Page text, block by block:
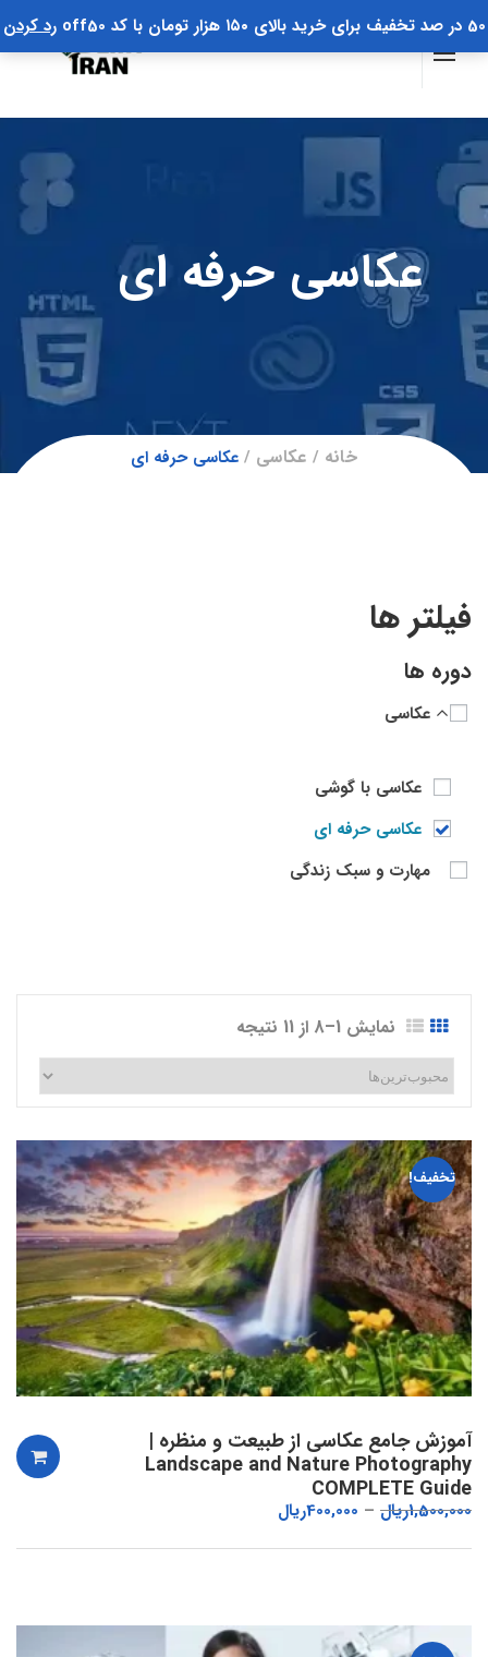
50 در صد تخفیف برای خرید بالای ۱۵۰ هزار تومان با کد off50 رد کردن
عکاسی حرفه ای
خانه عکاسی عکاسی حرفه ای
نمایش 1–8 از 11 نتیجه
تخفیف!
آموزش جامع عکاسی از طبیعت و منظره |
Landscape and Nature Photography
COMPLETE Guide
1,500,000ریال 400,000ریال
فیلتر ها
دوره ها
عکاسی
عکاسی با گوشی
عکاسی حرفه ای
مهارت و سبک زندگی